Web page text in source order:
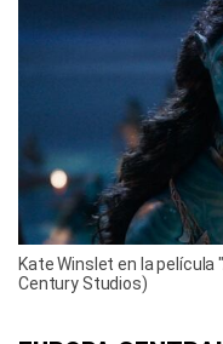
Kate Winslet en la película
Century Studios)